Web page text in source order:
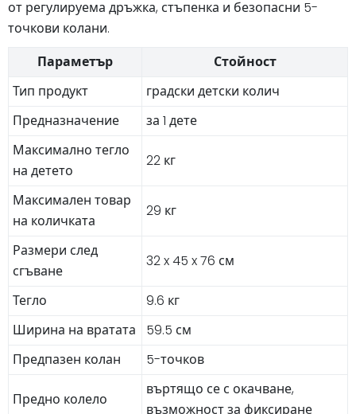
от регулируема дръжка, стъпенка и безопасни 5-
точкови колани.
Параметър
Стойност
Тип продукт
градски детски колич
Предназначение
за 1 дете
Максимално тегло
на детето
22 кг
Максимален товар
на количката
29 кг
Размери след
сгъване
32 x 45 x 76 см
Тегло
9.6 кг
Ширина на вратата
59.5 см
Предпазен колан
5-точков
Предно колело
въртящо се с окачване,
възможност за фиксиране